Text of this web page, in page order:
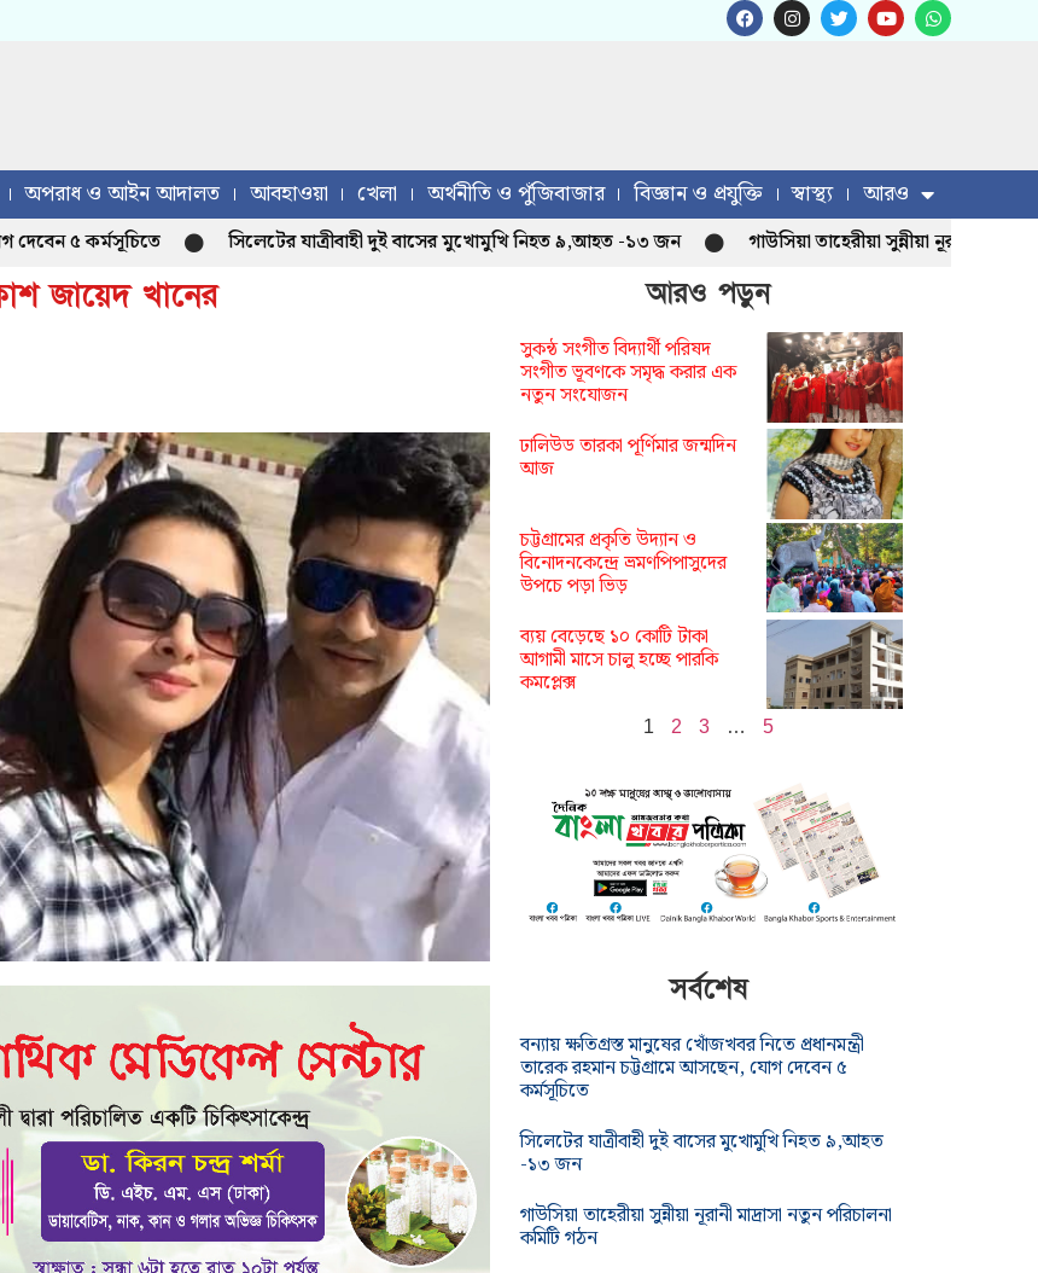
অপরাধ ও আইন আদালত আবহাওয়া খেলা অর্থনীতি ও পুঁজিবাজার বিজ্ঞান ও প্রযুক্তি স্বাস্থ্য আরও
৫ কর্মসূচিতে সিলেটের যাত্রীবাহী দুই বাসের মুখোমুখি নিহত ৯,আহত -১৩ জন গাউসিয়া তাহেরীয়া সুন্নীয়া নূরানী মাদ্রাসা
জায়েদ খানের আরও পড়ুন
সুকন্ঠ সংগীত বিদ্যার্থী পরিষদ
সংগীত ভূবণকে সমৃদ্ধ করার এক
নতুন সংযোজন
ঢালিউড তারকা পূর্ণিমার জন্মদিন
আজ
চট্টগ্রামের প্রকৃতি উদ্যান ও
বিনোদনকেন্দ্রে ভ্রমণপিপাসুদের
উপচে পড়া ভিড়
ব্যয় বেড়েছে ১০ কোটি টাকা
আগামী মাসে চালু হচ্ছে পারকি
কমপ্লেক্স
1 2 3 … 5
সর্বশেষ
বন্যায় ক্ষতিগ্রস্ত মানুষের খোঁজখবর নিতে প্রধানমন্ত্রী
তারেক রহমান চট্টগ্রামে আসছেন, যোগ দেবেন ৫
কর্মসূচিতে
সিলেটের যাত্রীবাহী দুই বাসের মুখোমুখি নিহত ৯,আহত
-১৩ জন
গাউসিয়া তাহেরীয়া সুন্নীয়া নূরানী মাদ্রাসা নতুন পরিচালনা
কমিটি গঠন